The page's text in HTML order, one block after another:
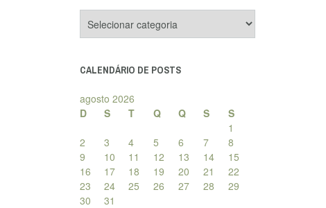
de
CALENDÁRIO DE POSTS
agosto 2026
D
S T Q Q S
S
1
2
3 4 5 6 7
8
9
10 11 12 13 14
15
16
17 18 19 20 21
22
23
24 25 26 27 28
29
30
31